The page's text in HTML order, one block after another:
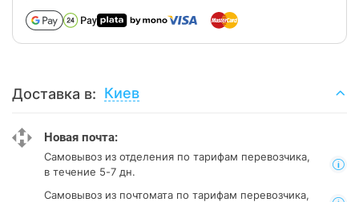
Доставка в: Киев
Новая почта:
Самовывоз из отделения по тарифам перевозчика,
в течение 5-7 дн.
Самовывоз из почтомата по тарифам перевозчика,